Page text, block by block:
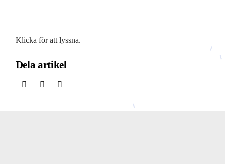
Klicka för att lyssna.
Dela artikel